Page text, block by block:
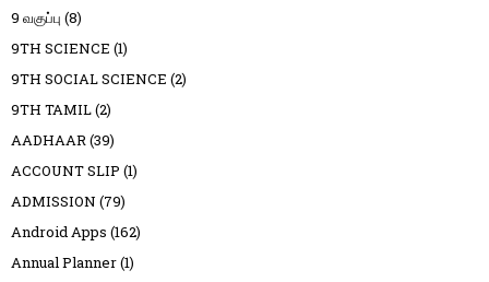
9 வகுப்பு (8)
9TH SCIENCE (1)
9TH SOCIAL SCIENCE (2)
9TH TAMIL(2)
AADHAAR(39)
ACCOUNT SLIP (1)
ADMISSION (79)
Android Apps (162)
Annual Planner(1)